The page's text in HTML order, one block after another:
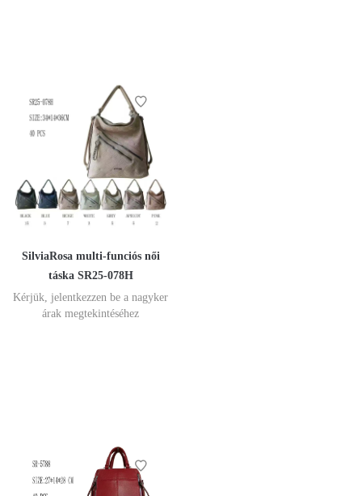
SilviaRosa multi-funciós női
táska SR25-078H
Kérjük, jelentkezzen be a nagyker
árak megtekintéséhez